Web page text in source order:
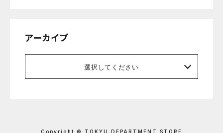
アーカイブ
選択してください
Copyright © TOKYU DEPARTMENT STORE